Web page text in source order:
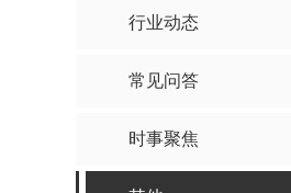
行业动态
常见问答
时事聚焦